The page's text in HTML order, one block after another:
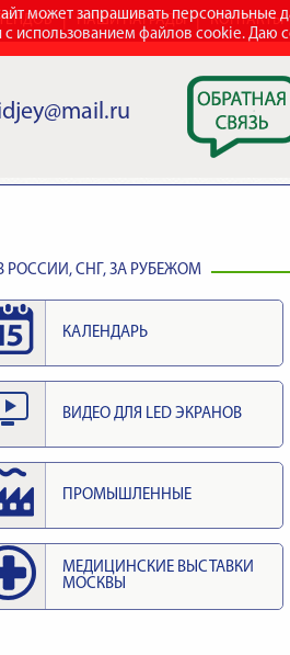
может запрашивать персональные
с использованием файлов cookie. Даю
НАШИ НАГРАДЫ КОНТАКТЫ
СНГ, ЗА РУБЕЖОМ
КАЛЕНДАРЬ
ВИДЕО ДЛЯ LED ЭКРАНОВ
ПРОМЫШЛЕННЫЕ
МЕДИЦИНСКИЕ ВЫСТАВКИ
МОСКВЫ